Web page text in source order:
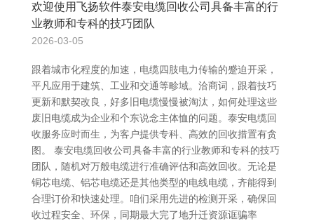
欢迎使用飞扬软件泰安电缆回收公司具备丰富的行
业教师和专科的技巧团队
2026-03-05
跟着城市化程度的加速，电缆四肢电力传输的蹙迫开采，
平凡应用于建筑、工业和交通等畛域。洽商词，跟着技巧
更新和默契改良，好多旧电缆慢慢被淘汰，如何处理这些
废旧电缆成为企业和个东说念主体恤的问题。泰安电缆回
收服务应时而生，为客户提供专科、高效的回收措置有贪
图。 泰安电缆回收公司具备丰富的行业教师和专科的技巧
团队，随机对万般电缆进行准确评估和高效回收。无论是
铜芯电缆、铝芯电缆还是其他类型的电线电缆，齐能得到
合理订价和快速处理。咱们采用先进的检测开采，确保回
收过程安全、环保，同期最大完了地升迁资源诓骗率